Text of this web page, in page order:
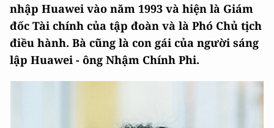
nhập Huawei vào năm 1993 và hiện là Giám
đốc Tài chính của tập đoàn và là Phó Chủ tịch
điều hành. Bà cũng là con gái của người sáng
lập Huawei - ông Nhậm Chính Phi.